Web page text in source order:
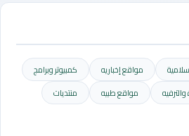
مواقع إخباريه
كمبيوتر وبرامج
مواقع طبيه
منتديات